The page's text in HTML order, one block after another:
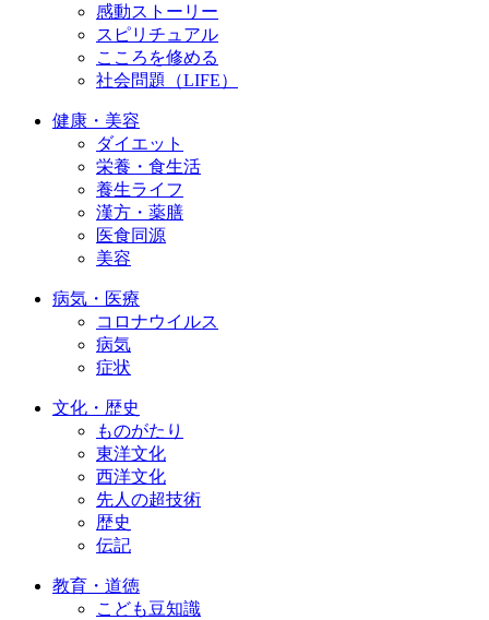
感動ストーリー
スピリチュアル
こころを修める
社会問題（LIFE）
健康・美容
ダイエット
栄養・食生活
養生ライフ
漢方・薬膳
医食同源
美容
病気・医療
コロナウイルス
病気
症状
文化・歴史
ものがたり
東洋文化
西洋文化
先人の超技術
歴史
伝記
教育・道徳
こども豆知識